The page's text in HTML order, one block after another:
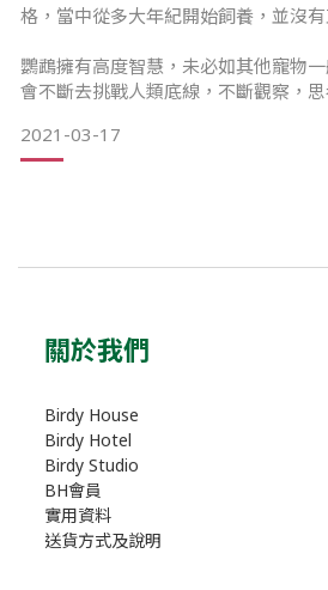
老闆們不愛吃鮮食？
他們其實並不是不愛吃，而是對於新的
格，當中從多大年紀開始飼養，並沒
鸚鵡擁有高度智慧，未必如其他寵物
會不斷去挑戰人類底線，不斷觀察，
我們付出時間與他們相處，去了解，不
並不會相反，是一個
2021-03-17
關於我們
Birdy House
Birdy Hotel
Birdy Studio
BH會員
實用資料
送貨方式及說明